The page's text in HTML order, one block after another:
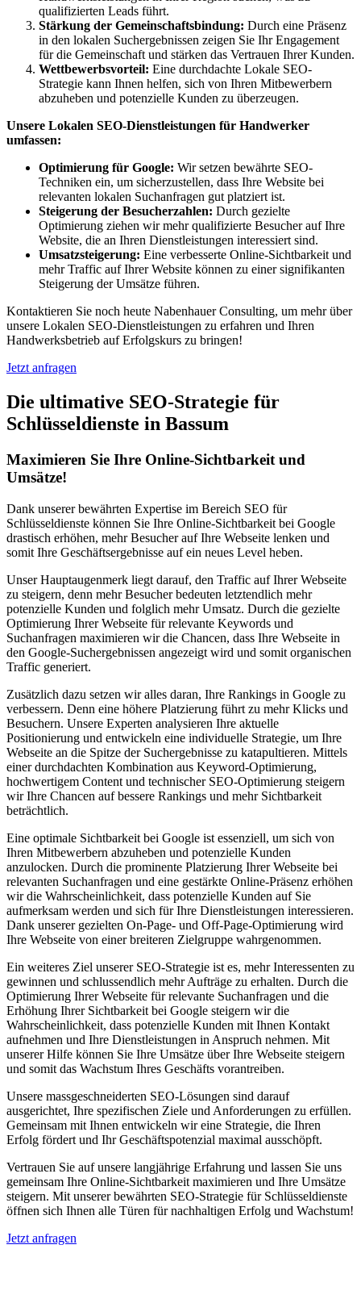
qualifizierten Leads führt.
Stärkung der Gemeinschaftsbindung: Durch eine Präsenz
in den lokalen Suchergebnissen zeigen Sie Ihr Engagement
für die Gemeinschaft und stärken das Vertrauen Ihrer Kunden.
Wettbewerbsvorteil: Eine durchdachte Lokale SEO-
Strategie kann Ihnen helfen, sich von Ihren Mitbewerbern
abzuheben und potenzielle Kunden zu überzeugen.
Unsere Lokalen SEO-Dienstleistungen für Handwerker
umfassen:
Optimierung für Google: Wir setzen bewährte SEO-
Techniken ein, um sicherzustellen, dass Ihre Website bei
relevanten lokalen Suchanfragen gut platziert ist.
Steigerung der Besucherzahlen: Durch gezielte
Optimierung ziehen wir mehr qualifizierte Besucher auf Ihre
Website, die an Ihren Dienstleistungen interessiert sind.
Umsatzsteigerung: Eine verbesserte Online-Sichtbarkeit und
mehr Traffic auf Ihrer Website können zu einer signifikanten
Steigerung der Umsätze führen.
Kontaktieren Sie noch heute Nabenhauer Consulting, um mehr über
unsere Lokalen SEO-Dienstleistungen zu erfahren und Ihren
Handwerksbetrieb auf Erfolgskurs zu bringen!
Jetzt anfragen
Die ultimative SEO-Strategie für
Schlüsseldienste in Bassum
Maximieren Sie Ihre Online-Sichtbarkeit und
Umsätze!
Dank unserer bewährten Expertise im Bereich SEO für
Schlüsseldienste können Sie Ihre Online-Sichtbarkeit bei Google
drastisch erhöhen, mehr Besucher auf Ihre Webseite lenken und
somit Ihre Geschäftsergebnisse auf ein neues Level heben.
Unser Hauptaugenmerk liegt darauf, den Traffic auf Ihrer Webseite
zu steigern, denn mehr Besucher bedeuten letztendlich mehr
potenzielle Kunden und folglich mehr Umsatz. Durch die gezielte
Optimierung Ihrer Webseite für relevante Keywords und
Suchanfragen maximieren wir die Chancen, dass Ihre Webseite in
den Google-Suchergebnissen angezeigt wird und somit organischen
Traffic generiert.
Zusätzlich dazu setzen wir alles daran, Ihre Rankings in Google zu
verbessern. Denn eine höhere Platzierung führt zu mehr Klicks und
Besuchern. Unsere Experten analysieren Ihre aktuelle
Positionierung und entwickeln eine individuelle Strategie, um Ihre
Webseite an die Spitze der Suchergebnisse zu katapultieren. Mittels
einer durchdachten Kombination aus Keyword-Optimierung,
hochwertigem Content und technischer SEO-Optimierung steigern
wir Ihre Chancen auf bessere Rankings und mehr Sichtbarkeit
beträchtlich.
Eine optimale Sichtbarkeit bei Google ist essenziell, um sich von
Ihren Mitbewerbern abzuheben und potenzielle Kunden
anzulocken. Durch die prominente Platzierung Ihrer Webseite bei
relevanten Suchanfragen und eine gestärkte Online-Präsenz erhöhen
wir die Wahrscheinlichkeit, dass potenzielle Kunden auf Sie
aufmerksam werden und sich für Ihre Dienstleistungen interessieren.
Dank unserer gezielten On-Page- und Off-Page-Optimierung wird
Ihre Webseite von einer breiteren Zielgruppe wahrgenommen.
Ein weiteres Ziel unserer SEO-Strategie ist es, mehr Interessenten zu
gewinnen und schlussendlich mehr Aufträge zu erhalten. Durch die
Optimierung Ihrer Webseite für relevante Suchanfragen und die
Erhöhung Ihrer Sichtbarkeit bei Google steigern wir die
Wahrscheinlichkeit, dass potenzielle Kunden mit Ihnen Kontakt
aufnehmen und Ihre Dienstleistungen in Anspruch nehmen. Mit
unserer Hilfe können Sie Ihre Umsätze über Ihre Webseite steigern
und somit das Wachstum Ihres Geschäfts vorantreiben.
Unsere massgeschneiderten SEO-Lösungen sind darauf
ausgerichtet, Ihre spezifischen Ziele und Anforderungen zu erfüllen.
Gemeinsam mit Ihnen entwickeln wir eine Strategie, die Ihren
Erfolg fördert und Ihr Geschäftspotenzial maximal ausschöpft.
Vertrauen Sie auf unsere langjährige Erfahrung und lassen Sie uns
gemeinsam Ihre Online-Sichtbarkeit maximieren und Ihre Umsätze
steigern. Mit unserer bewährten SEO-Strategie für Schlüsseldienste
öffnen sich Ihnen alle Türen für nachhaltigen Erfolg und Wachstum!
Jetzt anfragen